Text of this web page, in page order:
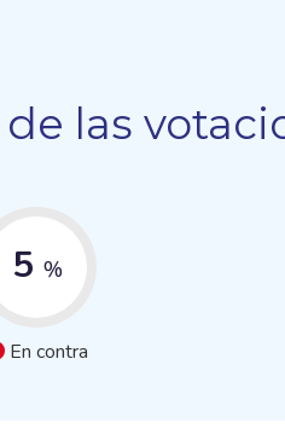
las
5 %
En contra